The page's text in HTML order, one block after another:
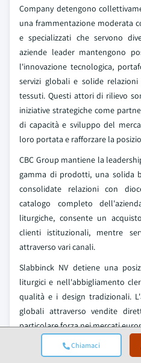
Chiamaci
Company detengono
una frammentazione moderata
e specializzati che servono
aziende leader mantengono
l'innovazione tecnologica,
servizi globali e solide
tessuti. Questi attori di rilievo
iniziative strategiche come
di capacità e sviluppo del
loro portata e rafforzare la
CBC Group mantiene la
gamma di prodotti, una solida
consolidate relazioni con
catalogo completo
liturgiche, consente un
clienti istituzionali, mentre
attraverso vari canali.
Slabbinck NV detiene una
liturgici e nell'abbigliamento
qualità e i design tradizionali.
globali attraverso vendite
particolare forza nei mercati
Holyart.com rappresenta lo
di mercato, che gestisce